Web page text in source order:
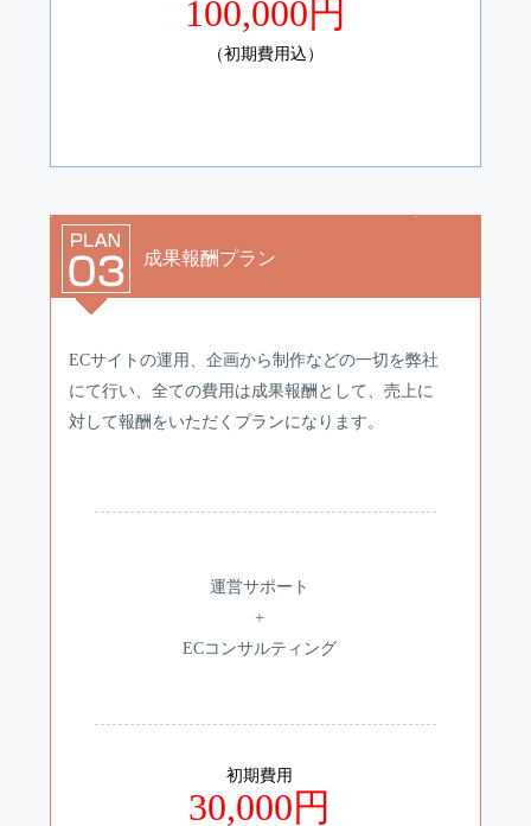
100,000円
（初期費用込）
成果報酬プラン
ECサイトの運用、企画から制作などの一切を弊社
にて行い、全ての費用は成果報酬として、売上に
対して報酬をいただくプランになります。
運営サポート
+
ECコンサルティング
初期費用
30,000円